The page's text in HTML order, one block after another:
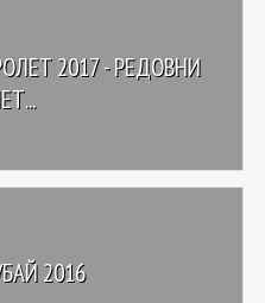
2017 - РЕДОВНИ
2016